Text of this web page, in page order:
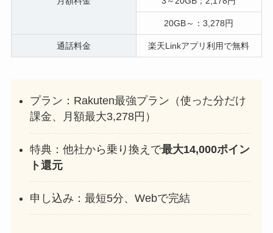
20GB～：3,278円
通話料金 楽天Linkアプリ利用で無料
プラン：Rakuten最強プラン（使った分だけ
課金、月額最大3,278円）
特典：他社から乗り換えで最大14,000ポイン
ト還元
申し込み：最短5分、Webで完結